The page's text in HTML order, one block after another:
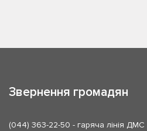
Звернення громадян
(044) 363-22-50 - гаряча лінія ДМС